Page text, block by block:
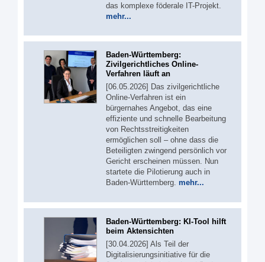
das komplexe föderale IT-Projekt.
mehr...
Baden-Württemberg:
Zivilgerichtliches Online-
Verfahren läuft an
[06.05.2026] Das zivilgerichtliche
Online-Verfahren ist ein
bürgernahes Angebot, das eine
effiziente und schnelle Bearbeitung
von Rechtsstreitigkeiten
ermöglichen soll – ohne dass die
Beteiligten zwingend persönlich vor
Gericht erscheinen müssen. Nun
startete die Pilotierung auch in
Baden-Württemberg. mehr...
Baden-Württemberg: KI-Tool hilft
beim Aktensichten
[30.04.2026] Als Teil der
Digitalisierungsinitiative für die